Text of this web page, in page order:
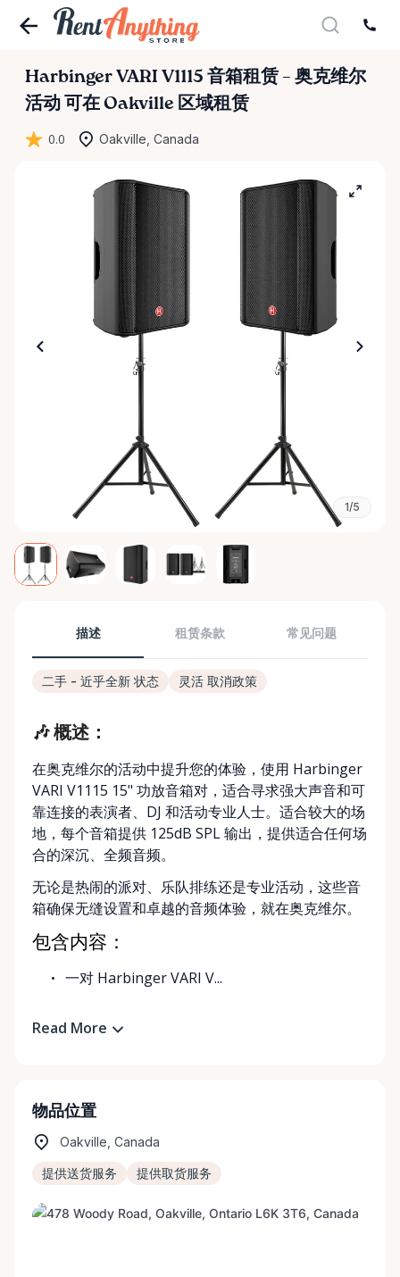
Harbinger VARI V1115 音箱租赁 – 奥克维尔
活动 可在 Oakville 区域租赁
0.0 Oakville, Canada
1/5
描述 租赁条款 常见问题
二手 - 近乎全新 状态 灵活 取消政策
🎶 概述：
在奥克维尔的活动中提升您的体验，使用 Harbinger
VARI V1115 15" 功放音箱对，适合寻求强大声音和可
靠连接的表演者、DJ 和活动专业人士。适合较大的场
地，每个音箱提供 125dB SPL 输出，提供适合任何场
合的深沉、全频音频。
无论是热闹的派对、乐队排练还是专业活动，这些音
箱确保无缝设置和卓越的音频体验，就在奥克维尔。
包含内容：
一对 Harbinger VARI V...
Read More
物品位置
Oakville, Canada
提供送货服务 提供取货服务